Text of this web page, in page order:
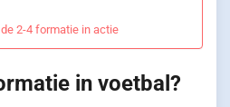
2-4 formatie in actie
in voetbal?